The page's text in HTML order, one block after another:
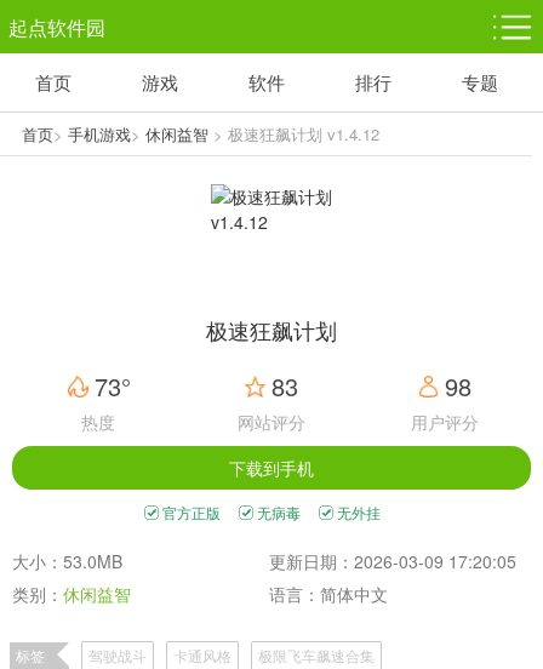
起点软件园
塔防游戏
1千+款游戏
休闲益智
1万+款游戏
体育竞技
5百+款游戏
赛车竞速
3百+款游戏
首页 游戏 软件 排行 专题
首页> 手机游戏> 休闲益智> 极速狂飙计划 v1.4.12
极速狂飙计划
73°
热度
83
网站评分
98
用户评分
下载到手机
官方正版 无病毒 无外挂
大小：53.0MB
更新日期：2026-03-09 17:20:05
类别： 休闲益智 语言：简体中文
标签 驾驶战斗 卡通风格 极限飞车飙速合集